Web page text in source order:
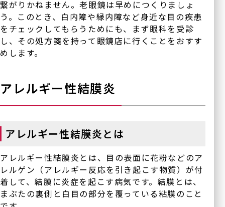
（点眼薬と日帰り眼瞼手
術）
内服治療
眼底レーザー治療
（眼瞼・顔面痙攣に対する
る新治療薬）
オルソケラトロジー
ICL/IPCL
多焦点眼内レンズ
論文
手術実績
医療関係者の方へ
報
へ）
繋がりかねません。老眼鏡は早めにつくりましょ
う。このとき、白内障や緑内障など身近な目の疾患
をチェックしてもらうためにも、まず眼科を受診
し、その処方箋を持って眼鏡店に行くことをおすす
めします。
アレルギー性結膜炎
アレルギー性結膜炎とは
アレルギー性結膜炎とは、目の表面に花粉などのア
レルゲン（アレルギー反応を引き起こす物質）が付
着して、結膜に炎症を起こす病気です。結膜とは、
まぶたの裏側と白目の部分を覆っている粘膜のこと